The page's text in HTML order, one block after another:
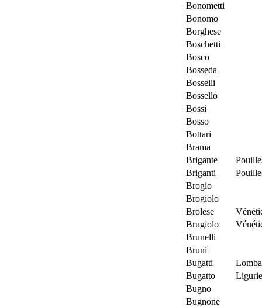
Bonometti
Bonomo
Borghese
Boschetti
Bosco
Bosseda
Bosselli
Bossello
Bossi
Bosso
Bottari
Brama
Brigante
Briganti
Brogio
Brogiolo
Brolese
Brugiolo
Brunelli
Bruni
Bugatti
Bugatto
Bugno
Bugnone